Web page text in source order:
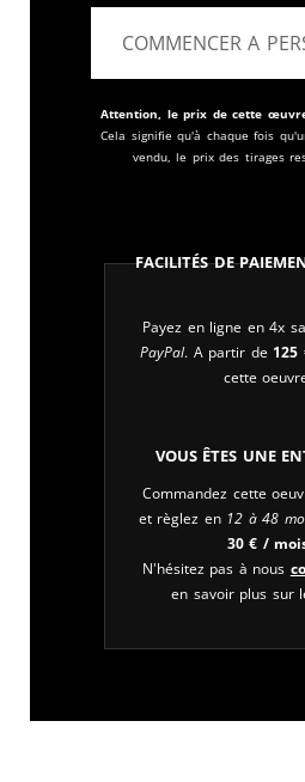
COMMENCER A
Attention, le prix de cette
Cela signifie qu'à chaque fois
vendu, le prix des tirages
Facilités de
Payez en ligne en 4x
PayPal. A partir de 125
cette
Vous êtes une
Commandez cette
et règlez en 12 à 48
30€ /
N'hésitez pas à nous
en savoir plus sur